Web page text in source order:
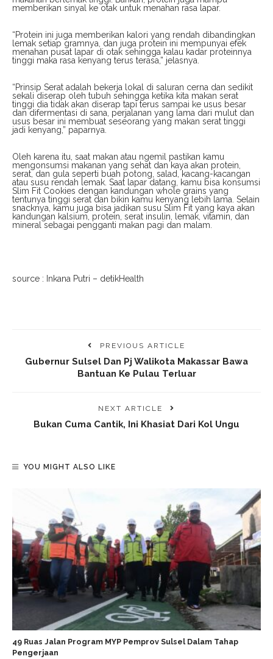
memberikan sinyal ke otak untuk menahan rasa lapar.
“Protein ini juga memberikan kalori yang rendah dibandingkan
lemak setiap gramnya, dan juga protein ini mempunyai efek
menahan pusat lapar di otak sehingga kalau kadar proteinnya
tinggi maka rasa kenyang terus terasa,” jelasnya.
“Prinsip Serat adalah bekerja lokal di saluran cerna dan sedikit
sekali diserap oleh tubuh sehingga ketika kita makan serat
tinggi dia tidak akan diserap tapi terus sampai ke usus besar
dan difermentasi di sana, perjalanan yang lama dari mulut dan
usus besar ini membuat seseorang yang makan serat tinggi
jadi kenyang,” paparnya.
Oleh karena itu, saat makan atau ngemil pastikan kamu
mengonsumsi makanan yang sehat dan kaya akan protein,
serat, dan gula seperti buah potong, salad, kacang-kacangan
atau susu rendah lemak. Saat lapar datang, kamu bisa konsumsi
Slim Fit Cookies dengan kandungan whole grains yang
tentunya tinggi serat dan bikin kamu kenyang lebih lama. Selain
snacknya, kamu juga bisa jadikan susu Slim Fit yang kaya akan
kandungan kalsium, protein, serat insulin, lemak, vitamin, dan
mineral sebagai pengganti makan pagi dan malam.
source : Inkana Putri – detikHealth
PREVIOUS ARTICLE
Gubernur Sulsel Dan Pj Walikota Makassar Bawa
Bantuan Ke Pulau Terluar
NEXT ARTICLE
Bukan Cuma Cantik, Ini Khasiat Dari Kol Ungu
YOU MIGHT ALSO LIKE
49 Ruas Jalan Program MYP Pemprov Sulsel Dalam Tahap
Pengerjaan